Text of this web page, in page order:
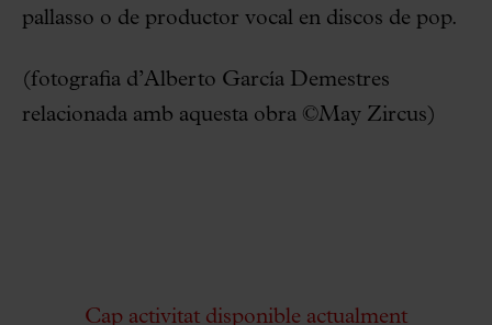
pallasso o de productor vocal en discos de pop.
(fotografia d’Alberto García Demestres
relacionada amb aquesta obra ©May Zircus)
Cap activitat disponible actualment